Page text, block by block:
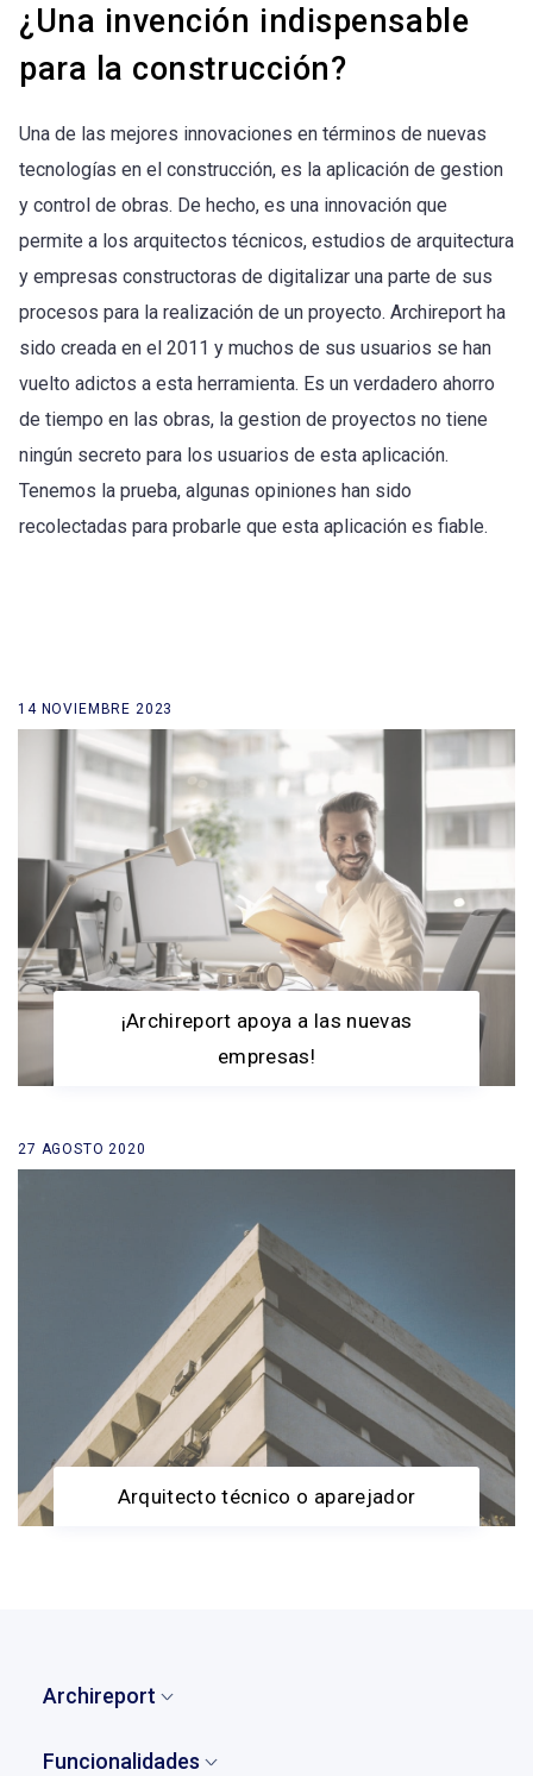
¿Una invención indispensable
para la construcción?
Una de las mejores innovaciones en términos de nuevas
tecnologías en el construcción, es la aplicación de gestion
y control de obras. De hecho, es una innovación que
permite a los arquitectos técnicos, estudios de arquitectura
y empresas constructoras de digitalizar una parte de sus
procesos para la realización de un proyecto. Archireport ha
sido creada en el 2011 y muchos de sus usuarios se han
vuelto adictos a esta herramienta. Es un verdadero ahorro
de tiempo en las obras, la gestion de proyectos no tiene
ningún secreto para los usuarios de esta aplicación.
Tenemos la prueba, algunas opiniones han sido
recolectadas para probarle que esta aplicación es fiable.
Regresar a la lista de noticias
14 NOVIEMBRE 2023
¡Archireport apoya a las nuevas
empresas!
27 AGOSTO 2020
Arquitecto técnico o aparejador
Archireport
Funcionalidades